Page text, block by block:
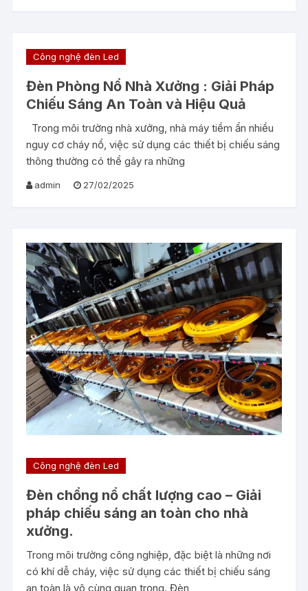
Công nghệ đèn Led
Đèn Phòng Nổ Nhà Xưởng : Giải Pháp
Chiếu Sáng An Toàn và Hiệu Quả
Trong môi trường nhà xưởng, nhà máy tiềm ẩn nhiều
nguy cơ cháy nổ, việc sử dụng các thiết bị chiếu sáng
thông thường có thể gây ra những
admin 27/02/2025
Công nghệ đèn Led
Đèn chổng nổ chất lượng cao – Giải
pháp chiếu sáng an toàn cho nhà
xưởng.
Trong môi trường công nghiệp, đặc biệt là những nơi
có khí dễ cháy, việc sử dụng các thiết bị chiếu sáng
an toàn là vô cùng quan trọng. Đèn